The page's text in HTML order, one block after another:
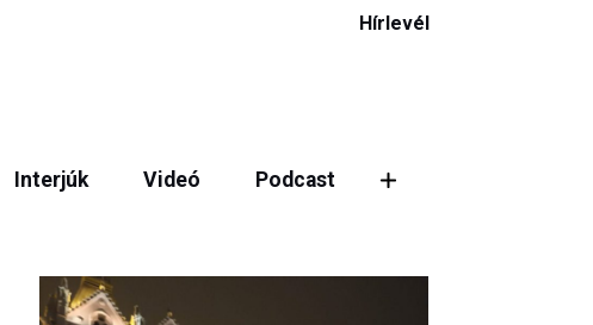
Hírlevél
Interjúk Videó Podcast